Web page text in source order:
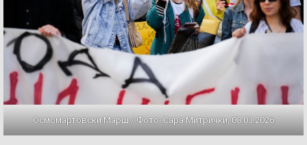
Осмомартовски Марш / Фото: Сара Митрички, 08.03.2026